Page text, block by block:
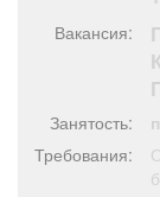
Товары
Вакансия:
Занятость:
Требования: